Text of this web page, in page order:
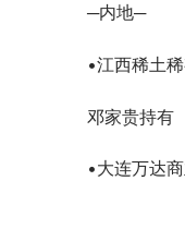
─内地─
•江西稀土
邓家贵持有
•大连万达